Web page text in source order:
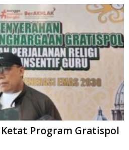
Ketat Program Gratispol